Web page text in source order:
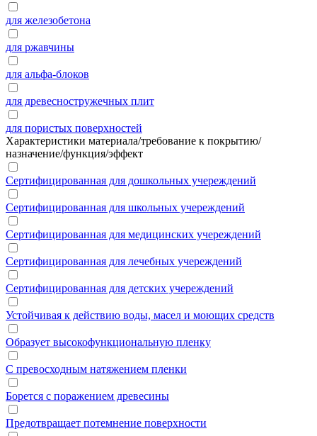
для железобетона
для ржавчины
для альфа-блоков
для древесностружечных плит
для пористых поверхностей
Характеристики материала/требование к покрытию/
назначение/функция/эффект
Сертифицированная для дошкольных учереждений
Сертифицированная для школьных учереждений
Сертифицированная для медицинских учереждений
Сертифицированная для лечебных учереждений
Сертифицированная для детских учереждений
Устойчивая к действию воды, масел и моющих средств
Образует высокофункциональную пленку
С превосходным натяжением пленки
Борется с поражением древесины
Предотвращает потемнение поверхности